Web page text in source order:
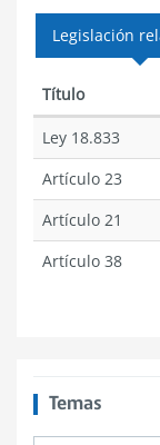
Legislación
Título
Ley 18.833
Artículo 23
Artículo 21
Artículo 38
Temas